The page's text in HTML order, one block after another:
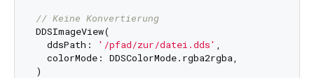
// Keine Konvertierung
DDSImageView(
  ddsPath:
'/pfad/zur/datei.dds'
  colorMode: DDSColorMode.rgba2rgba,
)